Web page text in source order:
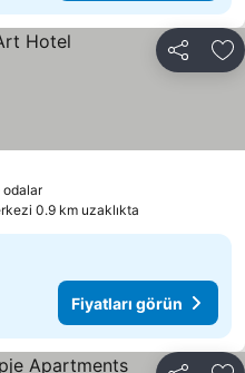
Paylaş
odalarFiyatları görün
0.9 km uzaklıkta
Fiyatları görün